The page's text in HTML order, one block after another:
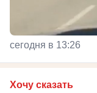
сегодня в 13:26
Хочу сказать